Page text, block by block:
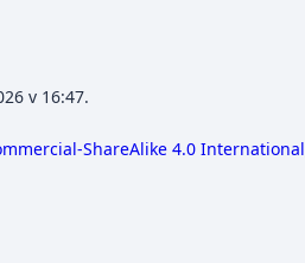
v 16:47.
ShareAlike 4.0 International